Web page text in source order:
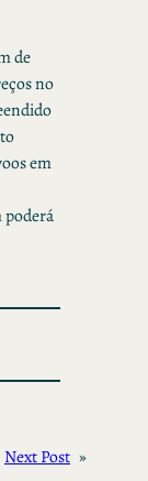
de
no
em
poderá
Next Post »